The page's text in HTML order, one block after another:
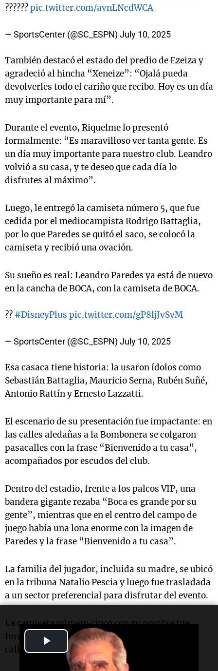
Play
Video
??????pic.twitter.com/avnLNcdWCA
— SportsCenter (@SC_ESPN) July 10, 2025
También destacó el estado del predio de Ezeiza y
agradeció al hincha “Xeneize”: “Ojalá pueda
devolverles todo el cariño que recibo. Hoy es un día
muy importante para mí”.
Durante el evento, Riquelme lo presentó
formalmente: “Es maravilloso ver tanta gente. Es
un día muy importante para nuestro club. Leandro
volvió a su casa, y te deseo que cada día lo
disfrutes al máximo”.
Luego, le entregó la camiseta número 5, que fue
cedida por el mediocampista Rodrigo Battaglia,
por lo que Paredes se quitó el saco, se colocó la
camiseta y recibió una ovación.
Su sueño es real: Leandro Paredes ya está de nuevo
en la cancha de BOCA, con la camiseta de BOCA.
?? #DisneyPlus pic.twitter.com/gP8ljJvSvM
— SportsCenter (@SC_ESPN) July 10, 2025
Esa casaca tiene historia: la usaron ídolos como
Sebastián Battaglia, Mauricio Serna, Rubén Suñé,
Antonio Rattín y Ernesto Lazzatti.
El escenario de su presentación fue impactante: en
las calles aledañas a la Bombonera se colgaron
pasacalles con la frase “Bienvenido a tu casa”,
acompañados por escudos del club.
Dentro del estadio, frente a los palcos VIP, una
bandera gigante rezaba “Boca es grande por su
gente”, mientras que en el centro del campo de
juego había una lona enorme con la imagen de
Paredes y la frase “Bienvenido a tu casa”.
La familia del jugador, incluida su madre, se ubicó
en la tribuna Natalio Pescia y luego fue trasladada
a un sector preferencial para disfrutar del evento.
La camiseta número cinco con su nombre fue
furor: se vendía a 40 mil pesos en los puestos
callejeros y se agotó rápidamente.